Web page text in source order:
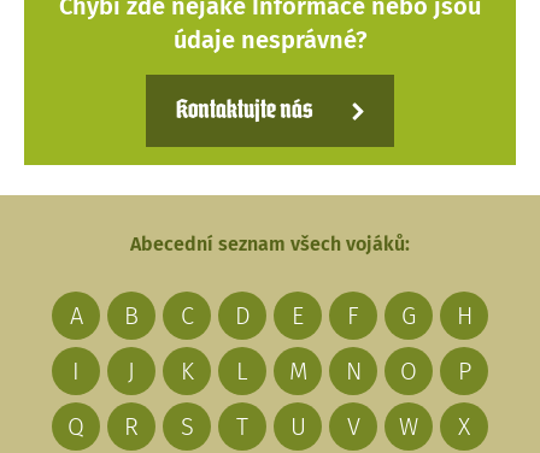
Chybí zde nějaké Informace nebo jsou
údaje nesprávné?
Kontaktujte nás
Abecední seznam všech vojáků:
A B C D E F G
H
I
J K L M N O
P
Q
R S T U V W
X